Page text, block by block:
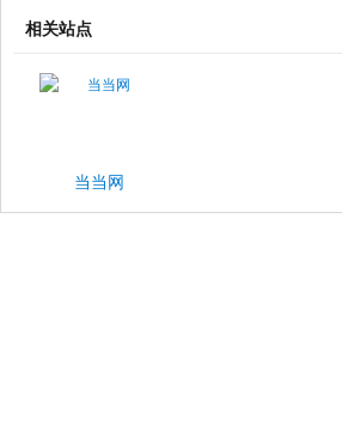
相关站点
当当网